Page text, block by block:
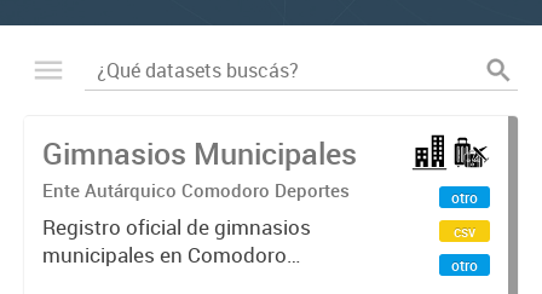
Gimnasios Municipales
Ente Autárquico Comodoro Deportes
Registro oficial de gimnasios
municipales en Comodoro
otro
csv
otro